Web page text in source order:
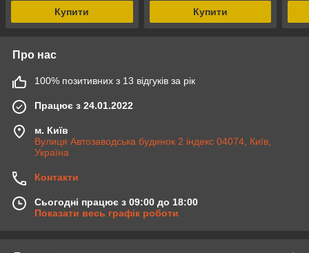
Купити Купити
Про нас
100% позитивних з 13 відгуків за рік
Працює з 24.01.2022
м. Київ
Вулиця Автозаводська будинок 2 індекс 04074, Київ,
Україна
Контакти
Сьогодні працює з 09:00 до 18:00
Показати весь графік роботи